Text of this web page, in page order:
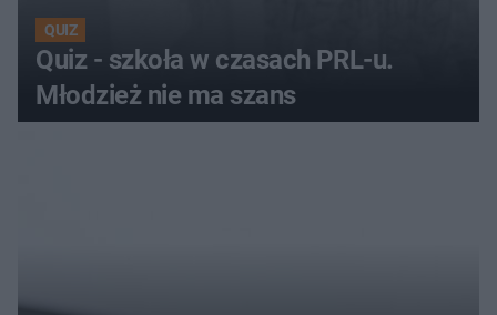
QUIZ
Quiz - szkoła w czasach PRL-u.
Młodzież nie ma szans